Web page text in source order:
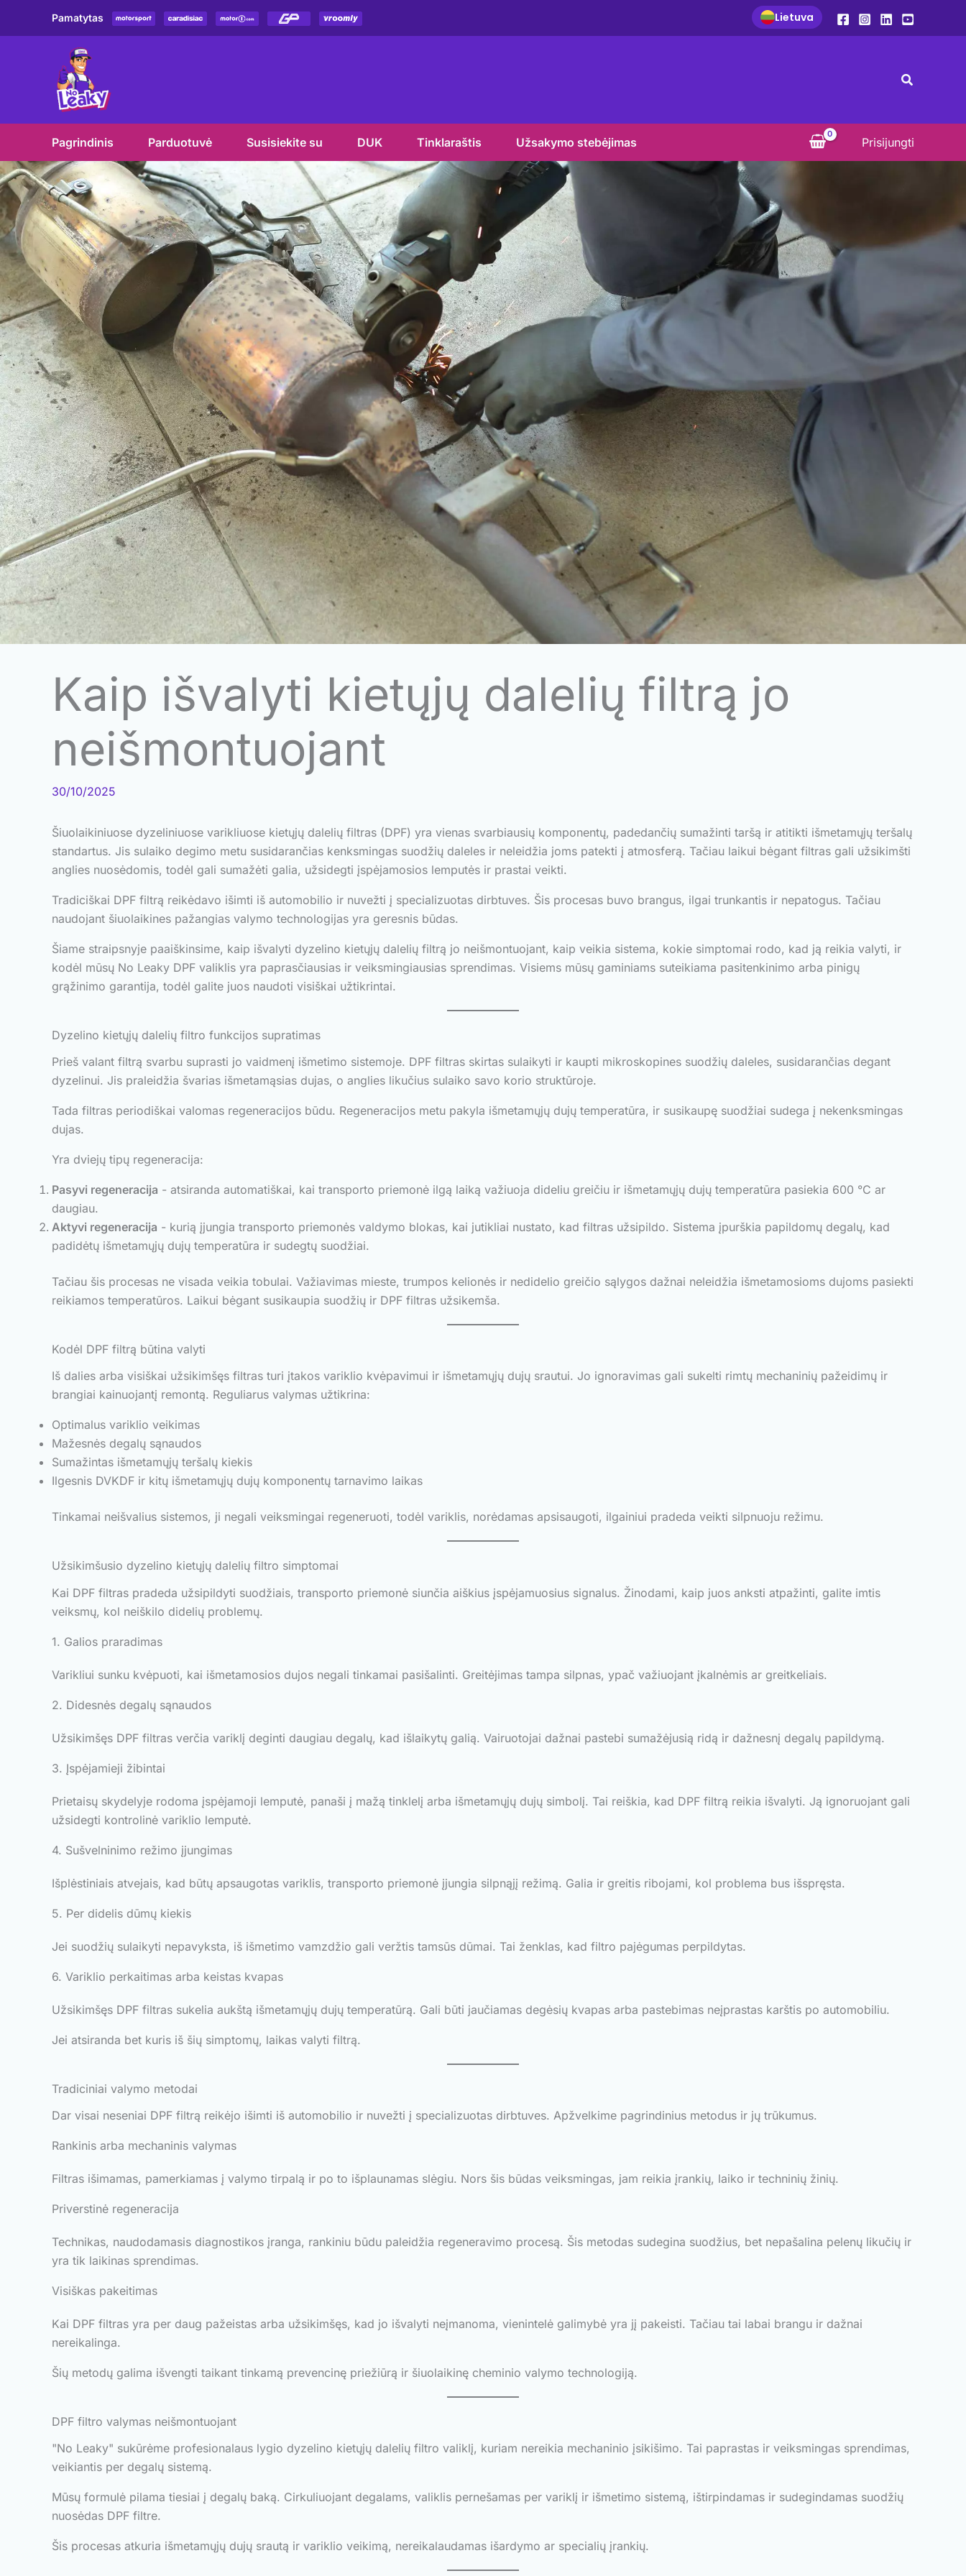
Pamatytas Lietuva
Paieška
Pagrindinis Parduotuvė Susisiekite su DUK Tinklaraštis Užsakymo stebėjimas Prisijungti
Kaip išvalyti kietųjų dalelių filtrą jo
neišmontuojant
30/10/2025
Šiuolaikiniuose dyzeliniuose varikliuose kietųjų dalelių filtras (DPF) yra vienas svarbiausių komponentų, padedančių sumažinti taršą ir atitikti išmetamųjų teršalų
standartus. Jis sulaiko degimo metu susidarančias kenksmingas suodžių daleles ir neleidžia joms patekti į atmosferą. Tačiau laikui bėgant filtras gali užsikimšti
anglies nuosėdomis, todėl gali sumažėti galia, užsidegti įspėjamosios lemputės ir prastai veikti.
Tradiciškai DPF filtrą reikėdavo išimti iš automobilio ir nuvežti į specializuotas dirbtuves. Šis procesas buvo brangus, ilgai trunkantis ir nepatogus. Tačiau
naudojant šiuolaikines pažangias valymo technologijas yra geresnis būdas.
Šiame straipsnyje paaiškinsime, kaip išvalyti dyzelino kietųjų dalelių filtrą jo neišmontuojant, kaip veikia sistema, kokie simptomai rodo, kad ją reikia valyti, ir
kodėl mūsų No Leaky DPF valiklis yra paprasčiausias ir veiksmingiausias sprendimas. Visiems mūsų gaminiams suteikiama pasitenkinimo arba pinigų
grąžinimo garantija, todėl galite juos naudoti visiškai užtikrintai.
Dyzelino kietųjų dalelių filtro funkcijos supratimas
Prieš valant filtrą svarbu suprasti jo vaidmenį išmetimo sistemoje. DPF filtras skirtas sulaikyti ir kaupti mikroskopines suodžių daleles, susidarančias degant
dyzelinui. Jis praleidžia švarias išmetamąsias dujas, o anglies likučius sulaiko savo korio struktūroje.
Tada filtras periodiškai valomas regeneracijos būdu. Regeneracijos metu pakyla išmetamųjų dujų temperatūra, ir susikaupę suodžiai sudega į nekenksmingas
dujas.
Yra dviejų tipų regeneracija:
Pasyvi regeneracija - atsiranda automatiškai, kai transporto priemonė ilgą laiką važiuoja dideliu greičiu ir išmetamųjų dujų temperatūra pasiekia 600 °C ar
daugiau.
Aktyvi regeneracija - kurią įjungia transporto priemonės valdymo blokas, kai jutikliai nustato, kad filtras užsipildo. Sistema įpurškia papildomų degalų, kad
padidėtų išmetamųjų dujų temperatūra ir sudegtų suodžiai.
Tačiau šis procesas ne visada veikia tobulai. Važiavimas mieste, trumpos kelionės ir nedidelio greičio sąlygos dažnai neleidžia išmetamosioms dujoms pasiekti
reikiamos temperatūros. Laikui bėgant susikaupia suodžių ir DPF filtras užsikemša.
Kodėl DPF filtrą būtina valyti
Iš dalies arba visiškai užsikimšęs filtras turi įtakos variklio kvėpavimui ir išmetamųjų dujų srautui. Jo ignoravimas gali sukelti rimtų mechaninių pažeidimų ir
brangiai kainuojantį remontą. Reguliarus valymas užtikrina:
Optimalus variklio veikimas
Mažesnės degalų sąnaudos
Sumažintas išmetamųjų teršalų kiekis
Ilgesnis DVKDF ir kitų išmetamųjų dujų komponentų tarnavimo laikas
Tinkamai neišvalius sistemos, ji negali veiksmingai regeneruoti, todėl variklis, norėdamas apsisaugoti, ilgainiui pradeda veikti silpnuoju režimu.
Užsikimšusio dyzelino kietųjų dalelių filtro simptomai
Kai DPF filtras pradeda užsipildyti suodžiais, transporto priemonė siunčia aiškius įspėjamuosius signalus. Žinodami, kaip juos anksti atpažinti, galite imtis
veiksmų, kol neiškilo didelių problemų.
1. Galios praradimas
Varikliui sunku kvėpuoti, kai išmetamosios dujos negali tinkamai pasišalinti. Greitėjimas tampa silpnas, ypač važiuojant įkalnėmis ar greitkeliais.
2. Didesnės degalų sąnaudos
Užsikimšęs DPF filtras verčia variklį deginti daugiau degalų, kad išlaikytų galią. Vairuotojai dažnai pastebi sumažėjusią ridą ir dažnesnį degalų papildymą.
3. Įspėjamieji žibintai
Prietaisų skydelyje rodoma įspėjamoji lemputė, panaši į mažą tinklelį arba išmetamųjų dujų simbolį. Tai reiškia, kad DPF filtrą reikia išvalyti. Ją ignoruojant gali
užsidegti kontrolinė variklio lemputė.
4. Sušvelninimo režimo įjungimas
Išplėstiniais atvejais, kad būtų apsaugotas variklis, transporto priemonė įjungia silpnąjį režimą. Galia ir greitis ribojami, kol problema bus išspręsta.
5. Per didelis dūmų kiekis
Jei suodžių sulaikyti nepavyksta, iš išmetimo vamzdžio gali veržtis tamsūs dūmai. Tai ženklas, kad filtro pajėgumas perpildytas.
6. Variklio perkaitimas arba keistas kvapas
Užsikimšęs DPF filtras sukelia aukštą išmetamųjų dujų temperatūrą. Gali būti jaučiamas degėsių kvapas arba pastebimas neįprastas karštis po automobiliu.
Jei atsiranda bet kuris iš šių simptomų, laikas valyti filtrą.
Tradiciniai valymo metodai
Dar visai neseniai DPF filtrą reikėjo išimti iš automobilio ir nuvežti į specializuotas dirbtuves. Apžvelkime pagrindinius metodus ir jų trūkumus.
Rankinis arba mechaninis valymas
Filtras išimamas, pamerkiamas į valymo tirpalą ir po to išplaunamas slėgiu. Nors šis būdas veiksmingas, jam reikia įrankių, laiko ir techninių žinių.
Priverstinė regeneracija
Technikas, naudodamasis diagnostikos įranga, rankiniu būdu paleidžia regeneravimo procesą. Šis metodas sudegina suodžius, bet nepašalina pelenų likučių ir
yra tik laikinas sprendimas.
Visiškas pakeitimas
Kai DPF filtras yra per daug pažeistas arba užsikimšęs, kad jo išvalyti neįmanoma, vienintelė galimybė yra jį pakeisti. Tačiau tai labai brangu ir dažnai
nereikalinga.
Šių metodų galima išvengti taikant tinkamą prevencinę priežiūrą ir šiuolaikinę cheminio valymo technologiją.
DPF filtro valymas neišmontuojant
"No Leaky" sukūrėme profesionalaus lygio dyzelino kietųjų dalelių filtro valiklį, kuriam nereikia mechaninio įsikišimo. Tai paprastas ir veiksmingas sprendimas,
veikiantis per degalų sistemą.
Mūsų formulė pilama tiesiai į degalų baką. Cirkuliuojant degalams, valiklis pernešamas per variklį ir išmetimo sistemą, ištirpindamas ir sudegindamas suodžių
nuosėdas DPF filtre.
Šis procesas atkuria išmetamųjų dujų srautą ir variklio veikimą, nereikalaudamas išardymo ar specialių įrankių.